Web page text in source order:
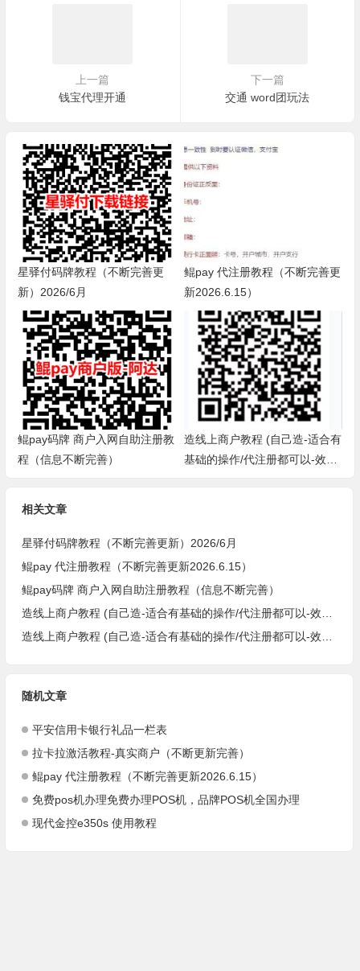
上一篇
钱宝代理开通
下一篇
交通 word团玩法
星驿付码牌教程（不断完善更
新）2026/6月
鲲pay 代注册教程（不断完善更
新2026.6.15）
鲲pay码牌 商户入网自助注册教
程（信息不断完善）
造线上商户教程 (自己造-适合有
基础的操作/代注册都可以-效
相关文章
星驿付码牌教程（不断完善更新）2026/6月
鲲pay 代注册教程（不断完善更新2026.6.15）
鲲pay码牌 商户入网自助注册教程（信息不断完善）
随机文章
平安信用卡银行礼品一栏表
拉卡拉激活教程-真实商户（不断更新完善）
鲲pay 代注册教程（不断完善更新2026.6.15）
免费pos机办理免费办理POS机，品牌POS机全国办理
现代金控e350s 使用教程